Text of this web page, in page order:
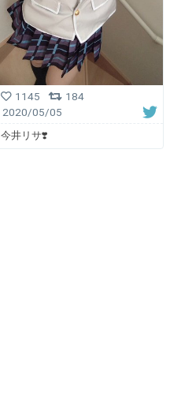
1145
184
2020/05/05
今井リサ❣️